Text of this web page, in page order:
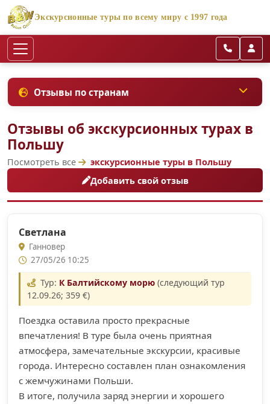
Экскурсионные туры по всему миру с 1997 года
Отзывы об экскурсионных турах в
Польшу
Посмотреть все
экскурсионные туры в Польшу
Добавить свой отзыв
Cветлана
Ганновер
27/05/26 10:25
Тур: К Балтийскому морю(следующий тур
12.09.26; 359 €)
Поездка оставила просто прекрасные
впечатления! В туре была очень приятная
атмосфера, замечательные экскурсии, красивые
города. Интересно составлен план ознакомления
с жемчужинами Польши.
В итоге, получила заряд энергии и хорошего
Отзывы по странам